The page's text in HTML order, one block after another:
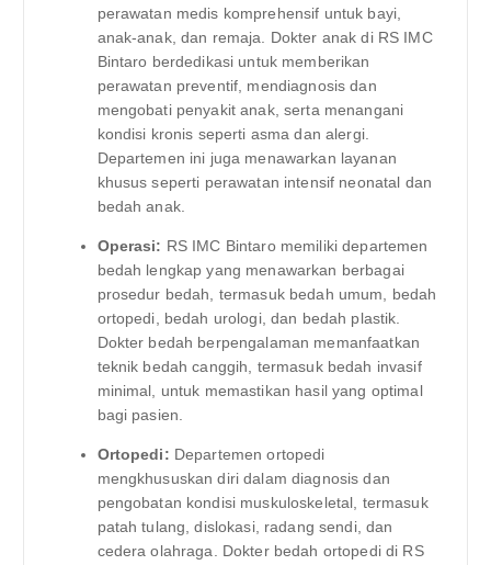
perawatan medis komprehensif untuk bayi,
anak-anak, dan remaja. Dokter anak di RS IMC
Bintaro berdedikasi untuk memberikan
perawatan preventif, mendiagnosis dan
mengobati penyakit anak, serta menangani
kondisi kronis seperti asma dan alergi.
Departemen ini juga menawarkan layanan
khusus seperti perawatan intensif neonatal dan
bedah anak.
Operasi: RS IMC Bintaro memiliki departemen
bedah lengkap yang menawarkan berbagai
prosedur bedah, termasuk bedah umum, bedah
ortopedi, bedah urologi, dan bedah plastik.
Dokter bedah berpengalaman memanfaatkan
teknik bedah canggih, termasuk bedah invasif
minimal, untuk memastikan hasil yang optimal
bagi pasien.
Ortopedi: Departemen ortopedi
mengkhususkan diri dalam diagnosis dan
pengobatan kondisi muskuloskeletal, termasuk
patah tulang, dislokasi, radang sendi, dan
cedera olahraga. Dokter bedah ortopedi di RS